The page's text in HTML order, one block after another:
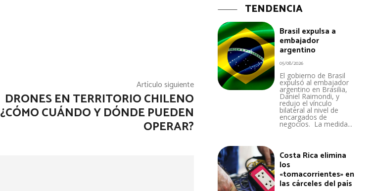
Artículo siguiente
DRONES EN TERRITORIO CHILENO
¿CÓMO CUÁNDO Y DÓNDE PUEDEN
OPERAR?
TENDENCIA
Brasil expulsa a
embajador
argentino
05/08/2026
El gobierno de Brasil
expulsó al embajador
argentino en Brasilia,
Daniel Raimondi, y
redujo el vínculo
bilateral al nivel de
encargados de
negocios. La medida...
Costa Rica elimina
los
«tomacorrientes» en
las cárceles del país